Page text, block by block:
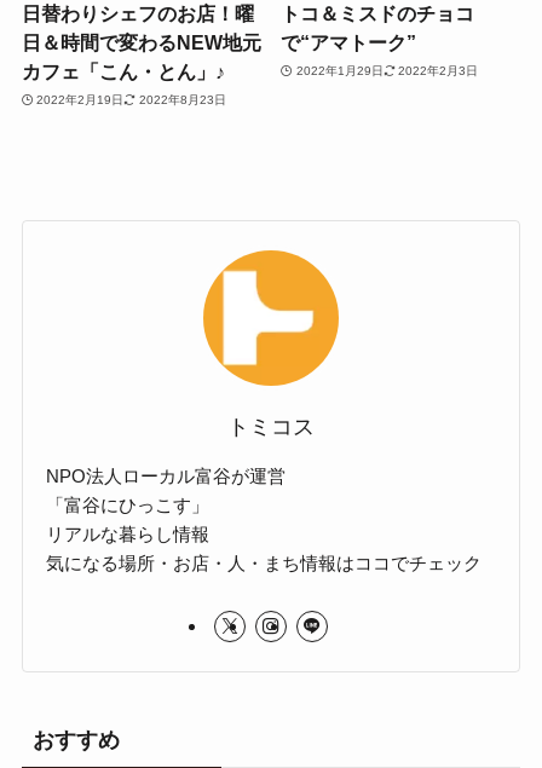
日替わりシェフのお店！曜
日＆時間で変わるNEW地元
カフェ「こん・とん」♪
2022年2月19日 2022年8月23日
トコ＆ミスドのチョコ
で“アマトーク”
2022年1月29日 2022年2月3日
トミコス
NPO法人ローカル富谷が運営
「富谷にひっこす」
リアルな暮らし情報
気になる場所・お店・人・まち情報はココでチェック
おすすめ